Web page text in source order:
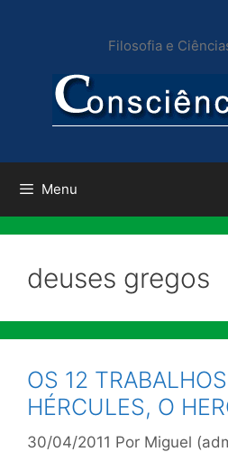
conteúdo
Filosofia e
Menu
deuses gregos
OS 12
HÉRCULES, O
30/04/2011 Por Miguel